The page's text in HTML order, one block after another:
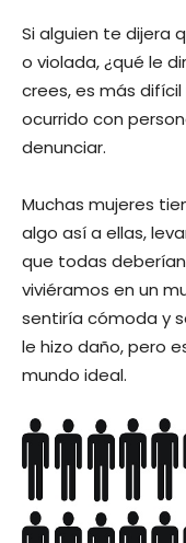
Si alguien te dijera
o violada, ¿qué le
crees, es más
ocurrido con
denunciar.
Muchas mujeres
algo así a ellas,
que todas
viviéramos en un
sentiría cómoda y
le hizo daño, pero
mundo ideal.